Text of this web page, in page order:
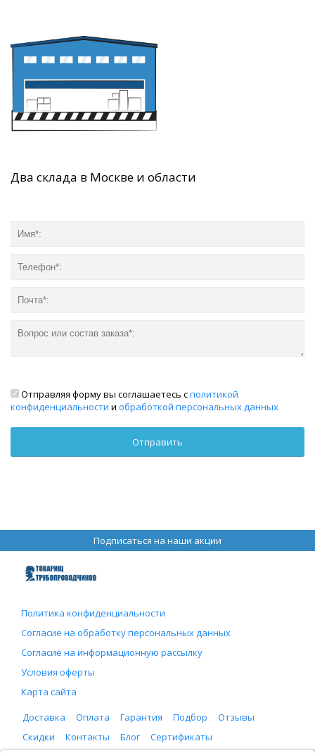
Два склада в Москве и области
Отправляя форму вы соглашаетесь сполитикой
конфиденциальности и обработкой персональных данных
Подписаться на наши акции
Политика конфиденциальности
Согласие на обработку персональных данных
Согласие на информационную рассылку
Условия оферты
Карта сайта
Доставка
Оплата Гарантия Подбор
Отзывы
Скидки
Контакты Блог Сертификаты